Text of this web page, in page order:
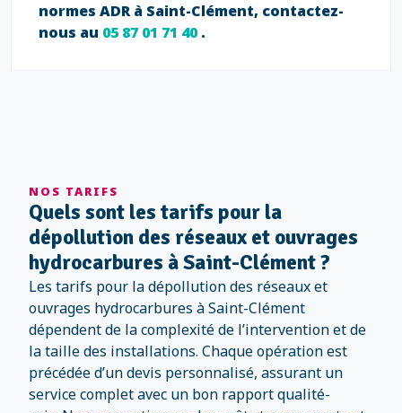
normes ADR à Saint-Clément, contactez-
nous au 05 87 01 71 40.
NOS TARIFS
Quels sont les tarifs pour la
dépollution des réseaux et ouvrages
hydrocarbures à Saint-Clément ?
Les tarifs pour la dépollution des réseaux et
ouvrages hydrocarbures à Saint-Clément
dépendent de la complexité de l’intervention et de
la taille des installations. Chaque opération est
précédée d’un devis personnalisé, assurant un
service complet avec un bon rapport qualité-